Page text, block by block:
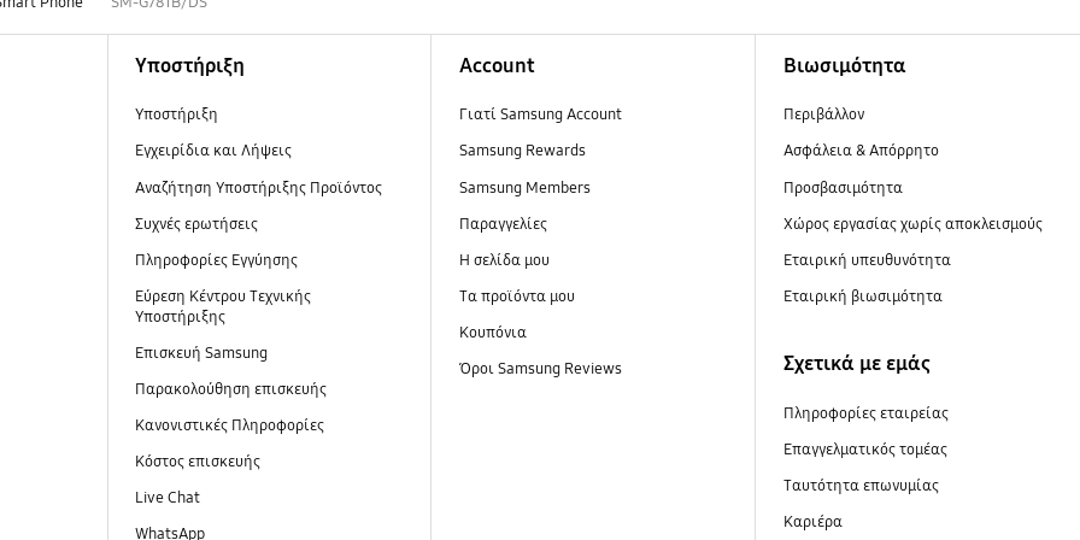
Υποστήριξη
Υποστήριξη
Εγχειρίδια και Λήψεις
Αναζήτηση Υποστήριξης Προϊόντος
Συχνές ερωτήσεις
Πληροφορίες Εγγύησης
Εύρεση Κέντρου Τεχνικής
Υποστήριξης
Επισκευή Samsung
Παρακολούθηση επισκευής
Κανονιστικές Πληροφορίες
Κόστος επισκευής
Live Chat
WhatsApp
Account
Γιατί Samsung Account
Samsung Rewards
Samsung Members
Παραγγελίες
Η σελίδα μου
Τα προϊόντα μου
Κουπόνια
Όροι Samsung Reviews
Βιωσιμότητα
Περιβάλλον
Ασφάλεια & Απόρρητο
Προσβασιμότητα
Xώρος εργασίας χωρίς αποκλεισμούς
Εταιρική υπευθυνότητα
Εταιρική βιωσιμότητα
Σχετικά με εμάς
Πληροφορίες εταιρείας
Επαγγελματικός τομέας
Ταυτότητα επωνυμίας
Καριέρα